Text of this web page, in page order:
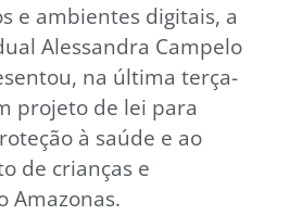
e ambientes digitais, a
Alessandra Campelo
na última terça-
projeto de lei para
à saúde e ao
de crianças e
Amazonas.